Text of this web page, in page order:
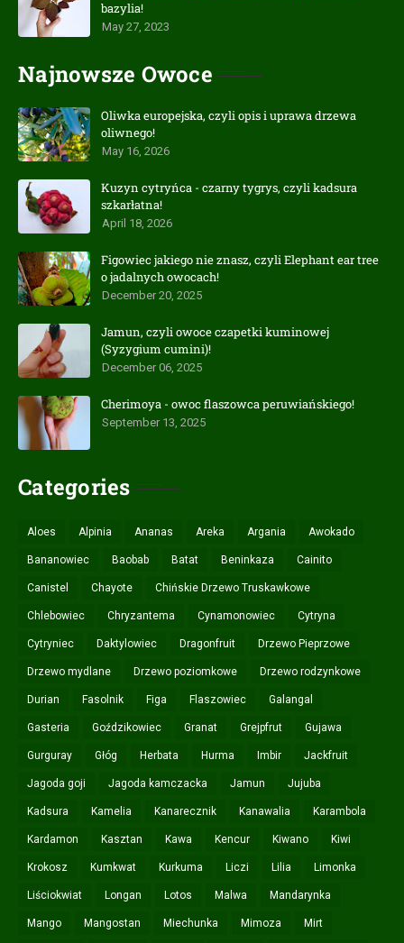
bazylia!
May 27, 2023
Najnowsze Owoce
Oliwka europejska, czyli opis i uprawa drzewa
oliwnego!
May 16, 2026
Kuzyn cytryńca - czarny tygrys, czyli kadsura
szkarłatna!
April 18, 2026
Figowiec jakiego nie znasz, czyli Elephant ear tree
o jadalnych owocach!
December 20, 2025
Jamun, czyli owoce czapetki kuminowej
(Syzygium cumini)!
December 06, 2025
Cherimoya - owoc flaszowca peruwiańskiego!
September 13, 2025
Categories
Aloes Alpinia Ananas Areka Argania Awokado
Bananowiec Baobab Batat Beninkaza Cainito
Canistel Chayote Chińskie Drzewo Truskawkowe
Chlebowiec Chryzantema Cynamonowiec Cytryna
Cytryniec Daktylowiec Dragonfruit Drzewo Pieprzowe
Drzewo mydlane Drzewo poziomkowe Drzewo rodzynkowe
Durian Fasolnik Figa Flaszowiec Galangal
Gasteria Goździkowiec Granat Grejpfrut Gujawa
Gurguray Głóg Herbata Hurma Imbir Jackfruit
Jagoda goji Jagoda kamczacka Jamun Jujuba
Kadsura Kamelia Kanarecznik Kanawalia Karambola
Kardamon Kasztan Kawa Kencur Kiwano Kiwi
Krokosz Kumkwat Kurkuma Liczi Lilia Limonka
Liściokwiat Longan Lotos Malwa Mandarynka
Mango Mangostan Miechunka Mimoza Mirt